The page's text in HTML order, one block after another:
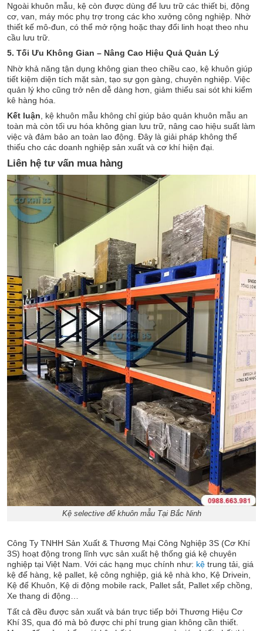
Ngoài khuôn mẫu, kệ còn được dùng để lưu trữ các thiết bị, động
cơ, van, máy móc phụ trợ trong các kho xưởng công nghiệp. Nhờ
thiết kế mô-đun, có thể mở rộng hoặc thay đổi linh hoạt theo nhu
cầu lưu trữ.
5. Tối Ưu Không Gian – Nâng Cao Hiệu Quả Quản Lý
Nhờ khả năng tận dụng không gian theo chiều cao, kệ khuôn giúp
tiết kiệm diện tích mặt sàn, tạo sự gọn gàng, chuyên nghiệp. Việc
quản lý kho cũng trở nên dễ dàng hơn, giảm thiểu sai sót khi kiểm
kê hàng hóa.
Kết luận , kệ khuôn mẫu không chỉ giúp bảo quản khuôn mẫu an
toàn mà còn tối ưu hóa không gian lưu trữ, nâng cao hiệu suất làm
việc và đảm bảo an toàn lao động. Đây là giải pháp không thể
thiếu cho các doanh nghiệp sản xuất và cơ khí hiện đại.
Liên hệ tư vấn mua hàng
Kệ selective để khuôn mẫu Tại Bắc Ninh
Công Ty TNHH Sản Xuất & Thương Mại Công Nghiệp 3S (Cơ Khí
3S) hoạt động trong lĩnh vực sản xuất hệ thống giá kệ chuyên
nghiệp tại Việt Nam. Với các hạng mục chính như: kệ trung tải, giá
kệ để hàng, kệ pallet, kệ công nghiệp, giá kệ nhà kho, Kệ Drivein,
Kệ để Khuôn, Kệ di động mobile rack, Pallet sắt, Pallet xếp chồng,
Xe thang di động…
Tất cả đều được sản xuất và bán trực tiếp bởi Thương Hiệu Cơ
Khí 3S, qua đó mà bỏ được chi phí trung gian không cần thiết.